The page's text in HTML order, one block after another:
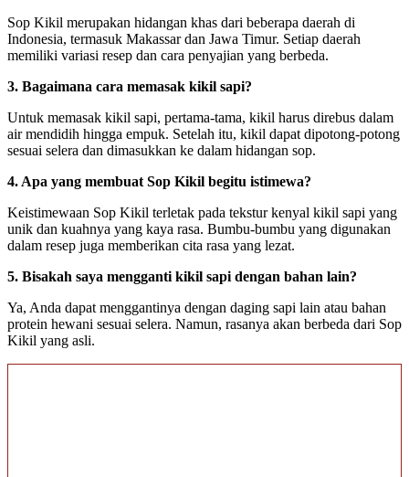
Sop Kikil merupakan hidangan khas dari beberapa daerah di
Indonesia, termasuk Makassar dan Jawa Timur. Setiap daerah
memiliki variasi resep dan cara penyajian yang berbeda.
3. Bagaimana cara memasak kikil sapi?
Untuk memasak kikil sapi, pertama-tama, kikil harus direbus dalam
air mendidih hingga empuk. Setelah itu, kikil dapat dipotong-potong
sesuai selera dan dimasukkan ke dalam hidangan sop.
4. Apa yang membuat Sop Kikil begitu istimewa?
Keistimewaan Sop Kikil terletak pada tekstur kenyal kikil sapi yang
unik dan kuahnya yang kaya rasa. Bumbu-bumbu yang digunakan
dalam resep juga memberikan cita rasa yang lezat.
5. Bisakah saya mengganti kikil sapi dengan bahan lain?
Ya, Anda dapat menggantinya dengan daging sapi lain atau bahan
protein hewani sesuai selera. Namun, rasanya akan berbeda dari Sop
Kikil yang asli.